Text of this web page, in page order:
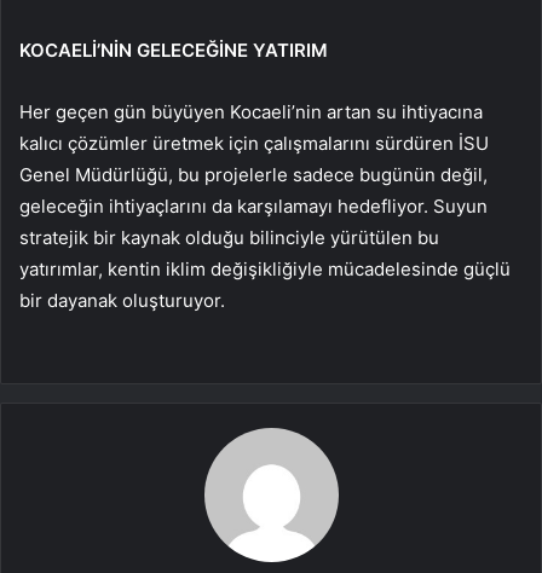
KOCAELİ’NİN GELECEĞİNE YATIRIM
Her geçen gün büyüyen Kocaeli’nin artan su ihtiyacına
kalıcı çözümler üretmek için çalışmalarını sürdüren İSU
Genel Müdürlüğü, bu projelerle sadece bugünün değil,
geleceğin ihtiyaçlarını da karşılamayı hedefliyor. Suyun
stratejik bir kaynak olduğu bilinciyle yürütülen bu
yatırımlar, kentin iklim değişikliğiyle mücadelesinde güçlü
bir dayanak oluşturuyor.